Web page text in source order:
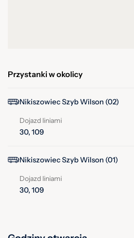
Przystanki w okolicy
Nikiszowiec Szyb Wilson (02)
Dojazd liniami
30, 109
Nikiszowiec Szyb Wilson (01)
Dojazd liniami
30, 109